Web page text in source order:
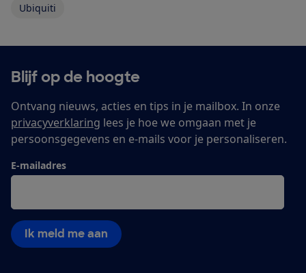
Ubiquiti
Blijf op de hoogte
Ontvang nieuws, acties en tips in je mailbox. In onze
privacyverklaring lees je hoe we omgaan met je
persoonsgegevens en e-mails voor je personaliseren.
E-mailadres
Ik meld me aan